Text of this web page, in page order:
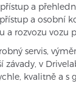
a
a osobní
a rozvozu vozu
servis,
závady, v
kvalitně a s